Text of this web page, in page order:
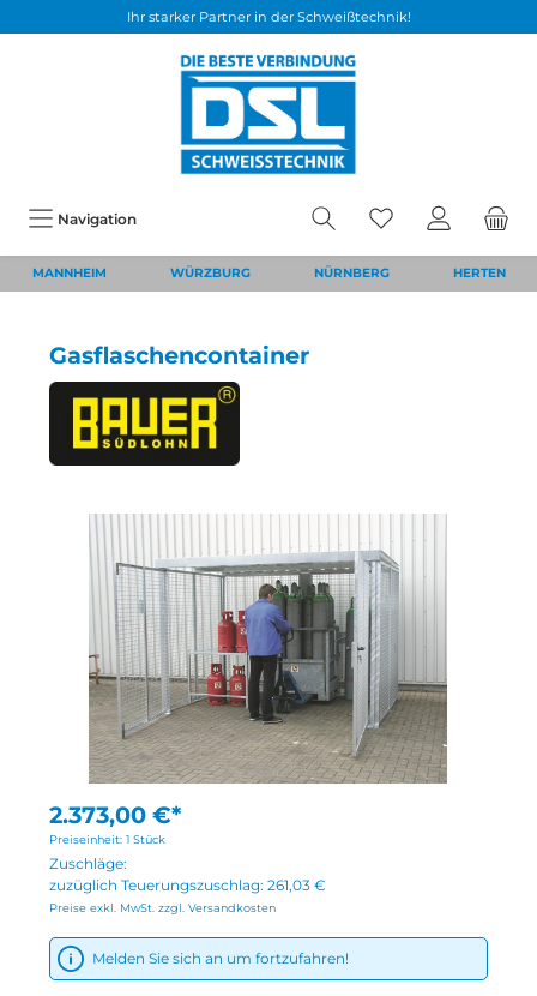
Ihr starker Partner in der Schweißtechnik!
Navigation
MANNHEIM WÜRZBURG NÜRNBERG HERTEN
Gasflaschencontainer
2.373,00 €*
Preiseinheit: 1 Stück
Zuschläge:
zuzüglich Teuerungszuschlag: 261,03 €
Preise exkl. MwSt. zzgl. Versandkosten
Melden Sie sich an um fortzufahren!